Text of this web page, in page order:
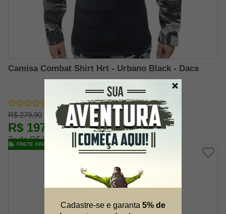
Camisa Combat Shirt Hrt - Urbano Black - Dacs
R$ 279,90
R$ 197,79 -29% OFF
7x de R$ 33,24
FRETE GRÁTIS FLASH
Cadastre-se e garanta 5% de